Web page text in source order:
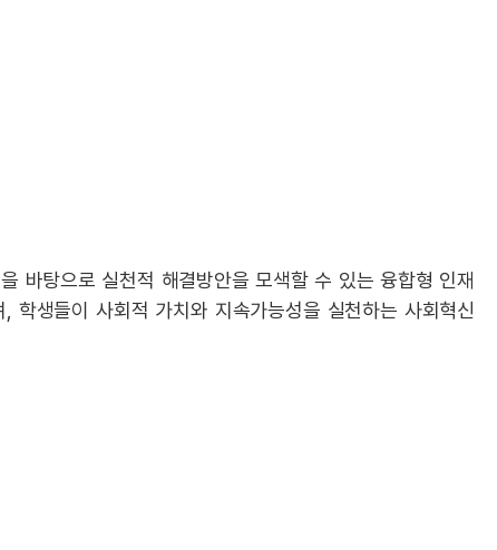
바탕으로 실천적 해결방안을 모색할 수 있는 융합형 인재
학생들이 사회적 가치와 지속가능성을 실천하는 사회혁신